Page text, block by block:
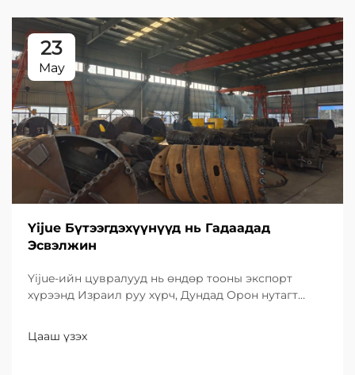
23
May
Yijue Бүтээгдэхүүнүүд нь Гадаадад
Эсвэлжин
Yijue-ийн цувралууд нь өндөр тооны экспорт
хүрээнд Израил руу хүрч, Дундад Орон нутагт
танилцуулж байна.
Цааш үзэх